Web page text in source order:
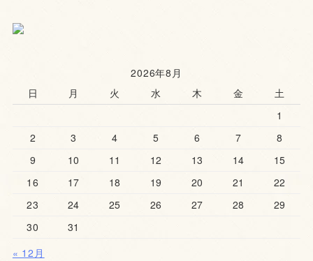
2026年8月
日
月 火 水 木 金
土
1
2
3 4 5 6 7
8
9
10 11 12 13 14
15
16
17 18 19 20 21
22
23
24 25 26 27 28
29
30
31
« 12月